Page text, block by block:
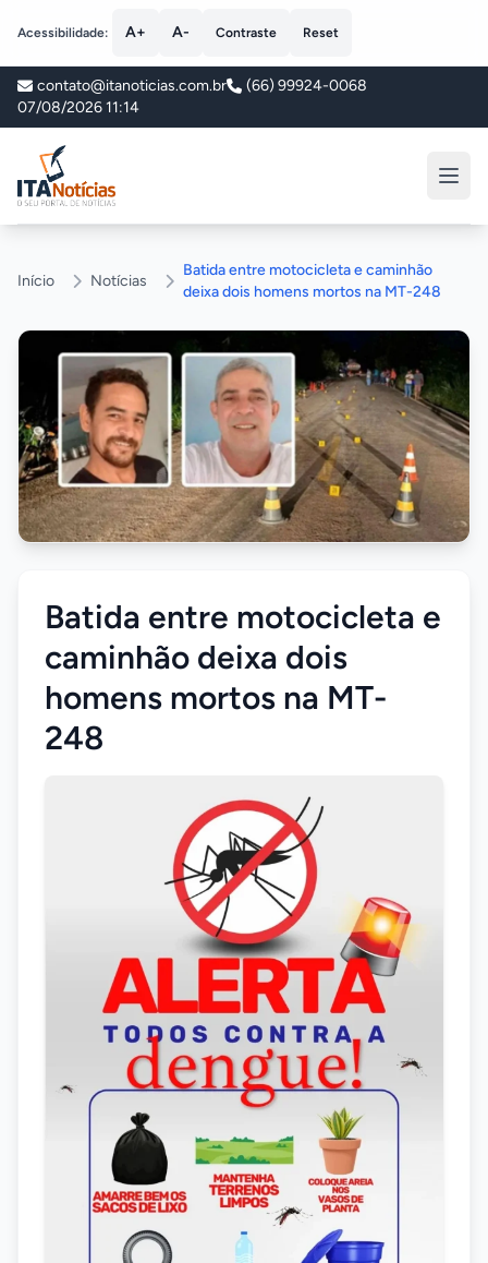
Acessibilidade: A+ A- Contraste Reset
contato@itanoticias.com.br
(66) 99924-0068
07/08/2026 11:14
ITA Notícias
Início Notícias
Batida entre motocicleta e caminhão
deixa dois homens mortos na MT-248
Batida entre motocicleta e
caminhão deixa dois
homens mortos na MT-
248